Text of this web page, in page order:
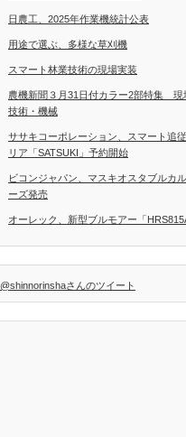
日農工、2025年作業機統計公表
用途で選ぶ、多様な草刈機
スマート林業技術の現場実装
農機新聞３月31日付カラー2部特集 現
技術・機械
ササキコーポレーション、スマート追
リア「SATSUKI」予約開始
ビコンジャパン、マスキオスタブルカ
ーズ発売
オーレック、新型ブルモアー「
@shinnorinshaさんのツイート